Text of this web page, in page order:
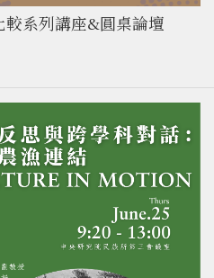
系列講座&圓桌論壇